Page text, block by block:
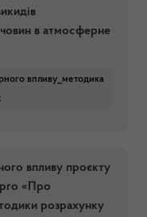
в атмосферне
впливу_методика
впливу проєкту
«Про
розрахунку